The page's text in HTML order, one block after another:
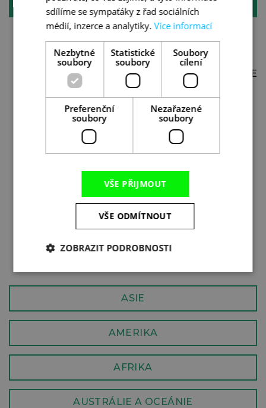
EVROPA
ŠPANĚLSKO
ITÁLIE
ČERNÁ HORA
ALBÁNIE
PORTUGALSKO
SEVERNÍ MAKEDONIE
KOSOVO
MALTA A GOZO
ŘECKO
FRANCIE
BOSNA A
HERCEGOVINA
RUMUNSKO
ISLAND
ŠVÝCARSKO
NORSKO
TURECKO
SLOVENSKO
ČESKÁ REPUBLIKA
GRUZIE
RAKOUSKO
MAĎARSKO
SLOVINSKO
ARMÉNIE
ASIE
AMERIKA
AFRIKA
AUSTRÁLIE A OCEÁNIE
sdílíme se sympaťáky z řad sociálních
médií, inzerce a analytiky. Více informací
Nezbytné
soubory
Statistické
soubory
Soubory
cílení
Preferenční
soubory
Nezařazené
soubory
VŠE PŘIJMOUT
VŠE ODMÍTNOUT
ZOBRAZIT PODROBNOSTI